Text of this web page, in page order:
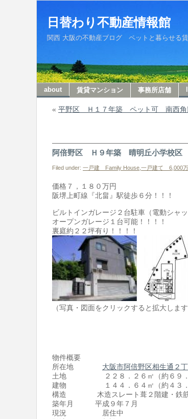
日替わり不動産情報
関西 大阪の不動産ブログ ペットと暮らせる
about 賃貸マンション 事務所店舗
« 平野区 Ｈ１７年築 ペット可 南西
阿倍野区 Ｈ９年築 晴明丘小学校区
Filed under: 一戸建 Family House 一戸建て 6,000
価格７，１８０万円
阪堺上町線『北畠』駅徒歩６分！！！
ビルトインガレージ２台駐車（電動シャッ
オープンガレージ１台可能！！！！
裏庭約２２坪有り！！！！
（写真・図面をクリックすると拡大します
物件概要
所在地 大阪市阿倍野区相生通２丁
土地 ２２８．２６㎡（約６９．
建物 １４４．６４㎡（約４３．
構造 木造スレート葺２階建・鉄筋
築年月 平成９年７月
現況 居住中